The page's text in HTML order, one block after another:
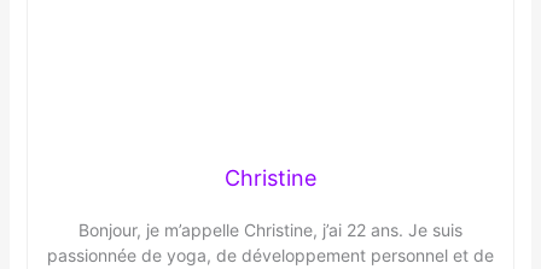
Christine
Bonjour, je m’appelle Christine, j’ai 22 ans. Je suis
passionnée de yoga, de développement personnel et de